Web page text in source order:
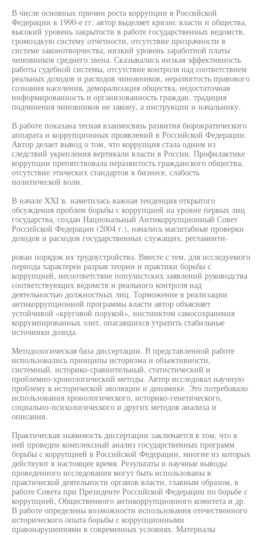
В числе основных причин роста коррупции в Российской
Федерации в 1990-е гг. автор выделяет кризис власти и общества,
высокий уровень закрытости в работе государственных ведомств,
громоздкую систему отчетности, отсутствие прозрачности в
системе законотворчества, низкий уровень заработной платы
чиновников среднего звена. Сказывались низкая эффективность
работы судебной системы, отсутствие контроля над соответствием
реальных доходов и расходов чиновников, неразвитость правового
сознания населения, деморализация общества, недостаточная
информированность и организованность граждан, традиция
подчинения чиновников не закону, а инструкции и начальнику.
В работе показана тесная взаимосвязь развития бюрократического
аппарата и коррупционных проявлений в Российской Федерации.
Автор делает вывод о том, что коррупция стала одним из
следствий укрепления вертикали власти в России. Профилактике
коррупции препятствовала неразвитость гражданского общества,
отсутствие этических стандартов в бизнесе, слабость
политической воли.
В начале XXI в. наметилась важная тенденция открытого
обсуждения проблем борьбы с коррупцией на уровне первых лиц
государства, создан Национальный Антикоррупционный Совет
Российской Федерации (2004 г.), начались масштабные проверки
доходов и расходов государственных служащих, регламенти-
рован порядок их трудоустройства. Вместе с тем, для исследуемого
периода характерен разрыв теории и практики борьбы с
коррупцией, несоответствие популистских заявлений руководства
соответствующих ведомств и реального контроля над
деятельностью должностных лиц. Торможение в реализации
антикоррупционной программы власти автор объясняет
устойчивой «круговой порукой», инстинктом самосохранения
коррумпированных элит, опасавшихся утратить стабильные
источники дохода.
Методологическая база диссертации. В представленной работе
использовались принципы историзма и объективности,
системный, историко-сравнительный, статистический и
проблемно-хронологический методы. Автор исследовал научную
проблему в исторической эволюции и динамике. Это потребовало
использования хронологического, историко-генетического,
социально-психологического и других методов анализа и
описания.
Практическая значимость диссертации заключается в том, что в
ней проведен комплексный анализ государственных программ
борьбы с коррупцией в Российской Федерации, многие из которых
действуют в настоящее время. Результаты и научные выводы
проведенного исследования могут быть использованы в
практической деятельности органов власти, главным образом, в
работе Совета при Президенте Российской Федерации по борьбе с
коррупцией, Общественного антикоррупционного комитета и др.
В работе определены возможности использования отечественного
исторического опыта борьбы с коррупционными
правонарушениями в современных условиях. Материалы